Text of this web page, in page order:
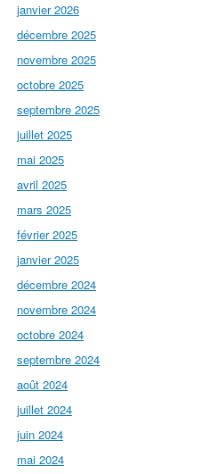
janvier 2026
décembre 2025
novembre 2025
octobre 2025
septembre 2025
juillet 2025
mai 2025
avril 2025
mars 2025
février 2025
janvier 2025
décembre 2024
novembre 2024
octobre 2024
septembre 2024
août 2024
juillet 2024
juin 2024
mai 2024